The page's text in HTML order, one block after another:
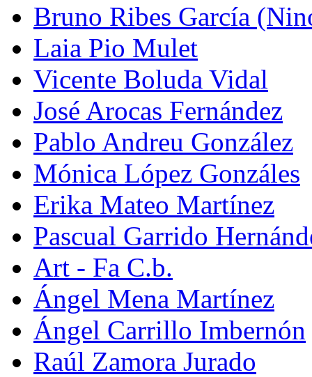
Bruno Ribes García
Laia Pio Mulet
Vicente Boluda Vidal
José Arocas Fernández
Pablo Andreu González
Mónica López Gonzáles
Erika Mateo Martínez
Pascual Garrido
Art - Fa C.b.
Ángel Mena Martínez
Ángel Carrillo Imbernón
Raúl Zamora Jurado